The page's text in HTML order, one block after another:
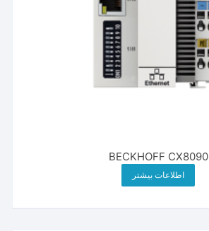
BECKHOFF CX8090
اطلاعات بیشتر